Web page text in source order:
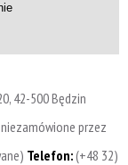
42-500 Będzin
przez
Telefon:(+48 32)